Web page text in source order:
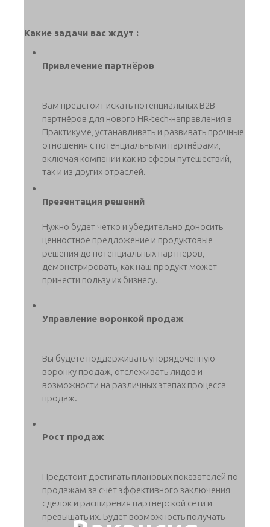
Какие задачи вас ждут :
Привлечение партнёров
Вам предстоит искать потенциальных B2B-
партнёров для нового HR-tech-направления в
Практикуме, устанавливать и развивать прочные
отношения с потенциальными партнёрами,
включая компании как из сферы путешествий,
так и из других отраслей.
Презентация решений
Нужно будет чётко и убедительно доносить
ценностное предложение и продуктовые
решения до потенциальных партнёров,
демонстрировать, как наш продукт может
принести пользу их бизнесу.
Управление воронкой продаж
Вы будете поддерживать упорядоченную
воронку продаж, отслеживать лидов и
возможности на различных этапах процесса
продаж.
Рост продаж
Предстоит достигать плановых показателей по
продажам за счёт эффективного заключения
сделок и расширения партнёрской сети и
превышать их. Будет возможность получать